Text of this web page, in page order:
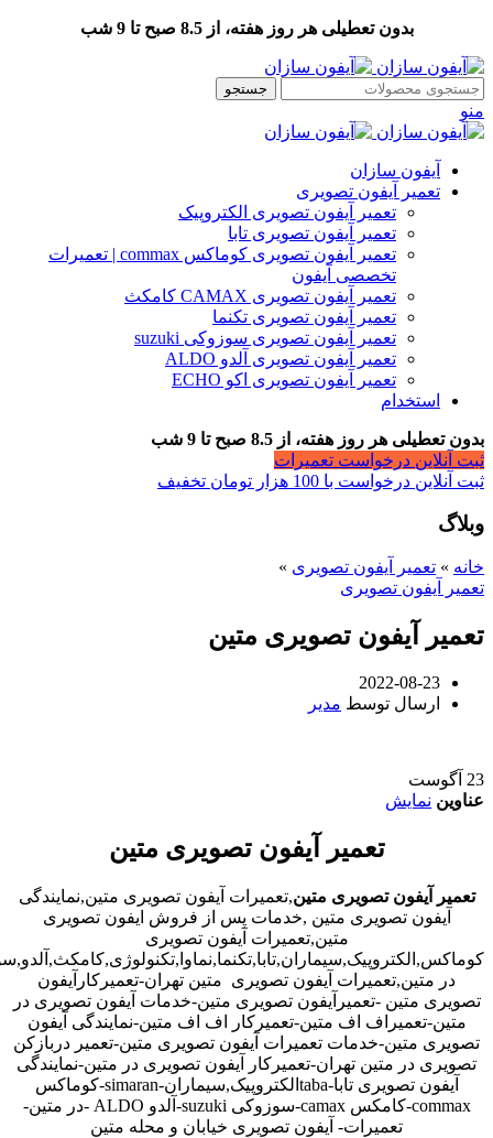
بدون تعطیلی هر روز هفته، از 8.5 صبح تا 9 شب
جستجو
منو
آیفون سازان
تعمیر آیفون تصویری
تعمیر آیفون تصویری الکتروپیک
تعمیر آیفون تصویری تابا
تعمیر آیفون تصویری کوماکس commax | تعمیرات
تخصصی آیفون
تعمیر آیفون تصویری CAMAX کامکث
تعمیر آیفون تصویری تکنما
تعمیر آیفون تصویری سوزوکی suzuki
تعمیر آیفون تصویری آلدو ALDO
تعمیر آیفون تصویری اکو ECHO
استخدام
بدون تعطیلی هر روز هفته، از 8.5 صبح تا 9 شب
ثبت آنلاین درخواست تعمیرات
ثبت آنلاین درخواست با 100 هزار تومان تخفیف
وبلاگ
خانه » تعمیر آیفون تصویری »
تعمیر آیفون تصویری
تعمیر آیفون تصویری متین
2022-08-23
ارسال توسط مدیر
23 آگوست
عناوین نمایش
تعمیر آیفون تصویری متین
تعمیر آیفون تصویری متین,تعمیرات آیفون تصویری متین,نمایندگی
آیفون تصویری متین ,خدمات پس از فروش ایفون تصویری
متین,تعمیرات آیفون تصویری
در متین,تعمیرات آیفون تصویری متین تهران-تعمیرکارآیفون
تصویری متین -تعمیرآیفون تصویری متین-خدمات آیفون تصویری در
متین-تعمیراف اف متین-تعمیرکار اف اف متین-نمایندگی آیفون
تصویری متین-خدمات تعمیرات آیفون تصویری متین-تعمیر دربازکن
تصویری در متین تهران-تعمیرکار آیفون تصویری در متین-نمایندگی
آیفون تصویری تابا-tabaالکتروپیک,سیماران-simaran-کوماکس
commax-کامکس camax-سوزوکی suzuki-آلدو ALDO -در متین-
تعمیرات- آیفون تصویری خیابان و محله متین